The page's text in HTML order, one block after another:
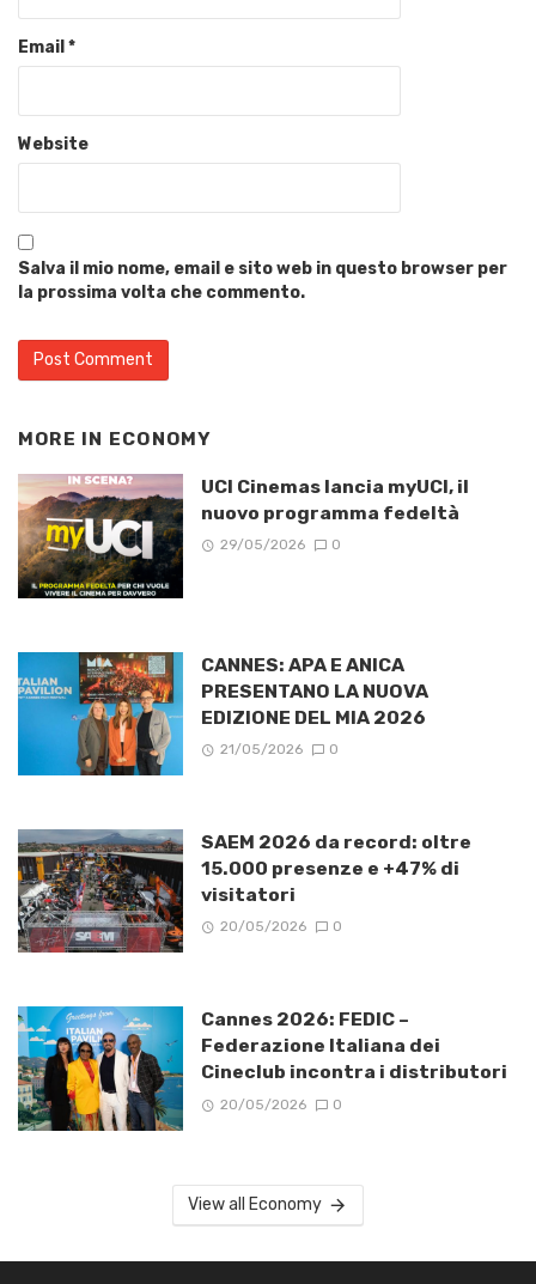
Email*
Website
Salva il mio nome, email e sito web in questo browser per
la prossima volta che commento.
MORE IN ECONOMY
UCI Cinemas lancia myUCI, il
nuovo programma fedeltà
29/05/2026 0
CANNES: APA E ANICA
PRESENTANO LA NUOVA
EDIZIONE DEL MIA 2026
21/05/2026 0
SAEM 2026 da record: oltre
15.000 presenze e +47% di
visitatori
20/05/2026 0
Cannes 2026: FEDIC –
Federazione Italiana dei
Cineclub incontra i distributori
20/05/2026 0
View all Economy